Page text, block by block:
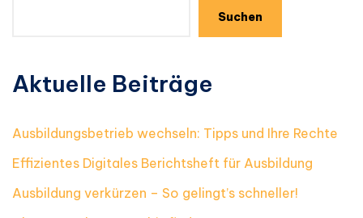
Suchen
Aktuelle Beiträge
Ausbildungsbetrieb wechseln: Tipps und Ihre Rechte
Effizientes Digitales Berichtsheft für Ausbildung
Ausbildung verkürzen – So gelingt’s schneller!